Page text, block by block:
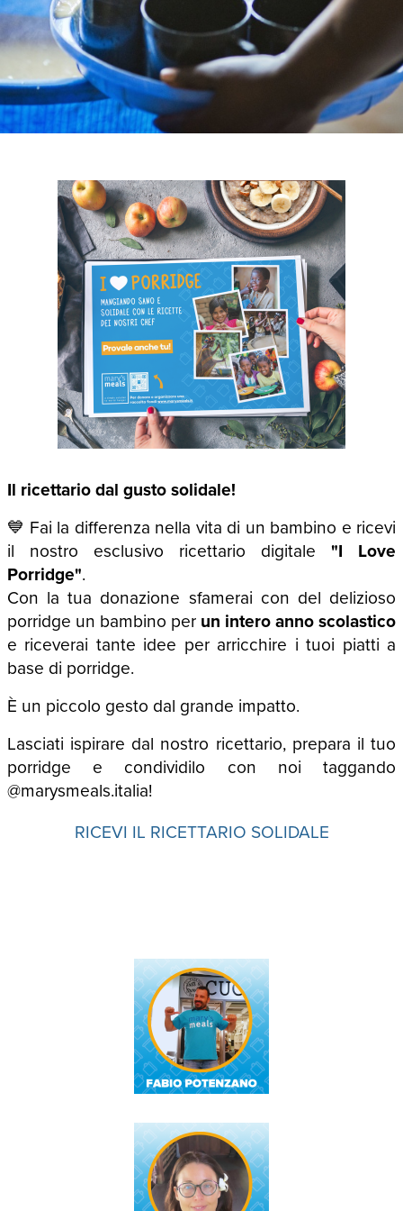
Il ricettario dal gusto solidale!
💙 Fai la differenza nella vita di un bambino e ricevi
il nostro esclusivo ricettario digitale "I Love
Porridge".
Con la tua donazione sfamerai con del delizioso
porridge un bambino per un intero anno scolastico
e riceverai tante idee per arricchire i tuoi piatti a
base di porridge.
È un piccolo gesto dal grande impatto.
Lasciati ispirare dal nostro ricettario, prepara il tuo
porridge e condividilo con noi taggando
@marysmeals.italia!
RICEVI IL RICETTARIO SOLIDALE